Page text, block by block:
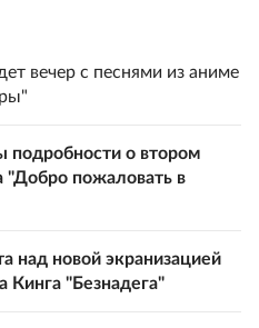
вечер с песнями из аниме
подробности о втором
"Добро пожаловать в
над новой экранизацией
Кинга "Безнадега"